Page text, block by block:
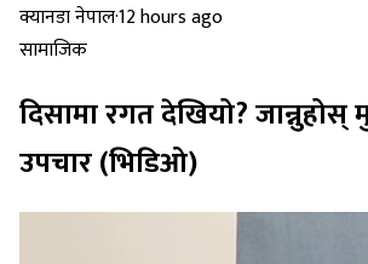
क्यानडा नेपाल·12 hours ago
सामाजिक
दिसामा रगत देखियो?
उपचार (भिडिओ)